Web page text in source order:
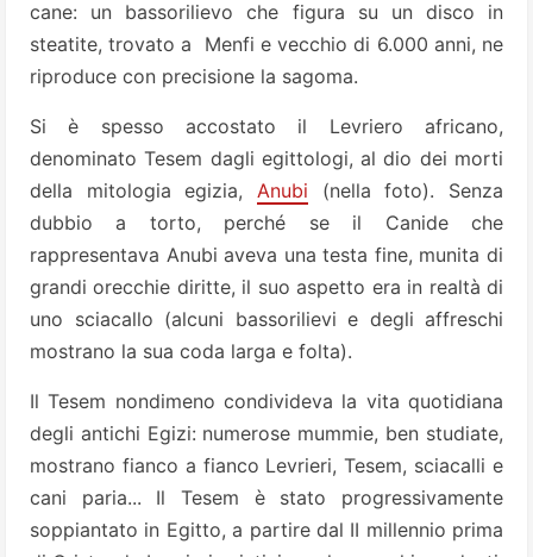
cane: un bassorilievo che figura su un disco in
steatite, trovato a Menfi e vecchio di 6.000 anni, ne
riproduce con precisione la sagoma.
Si è spesso accostato il Levriero africano,
denominato Tesem dagli egittologi, al dio dei morti
della mitologia egizia, Anubi (nella foto). Senza
dubbio a torto, perché se il Canide che
rappresentava Anubi aveva una testa fine, munita di
grandi orecchie diritte, il suo aspetto era in realtà di
uno sciacallo (alcuni bassorilievi e degli affreschi
mostrano la sua coda larga e folta).
Il Tesem nondimeno condivideva la vita quotidiana
degli antichi Egizi: numerose mummie, ben studiate,
mostrano fianco a fianco Levrieri, Tesem, sciacalli e
cani paria... Il Tesem è stato progressivamente
soppiantato in Egitto, a partire dal II millennio prima